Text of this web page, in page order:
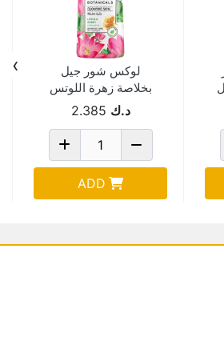
لوكس شور جيل
بخلاصة زهرة اللوتس
والعسل 700 مل
د.ك 2.385
ADD
›